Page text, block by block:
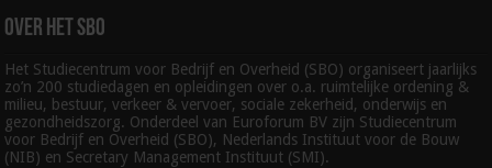
Over het SBO
Het Studiecentrum voor Bedrijf en Overheid (SBO) organiseert jaarlijks
zo’n 200 studiedagen en opleidingen over o.a. ruimtelijke ordening &
milieu, bestuur, verkeer & vervoer, sociale zekerheid, onderwijs en
gezondheidszorg. Onderdeel van Euroforum BV zijn Studiecentrum
voor Bedrijf en Overheid (SBO), Nederlands Instituut voor de Bouw
(NIB) en Secretary Management Instituut (SMI).